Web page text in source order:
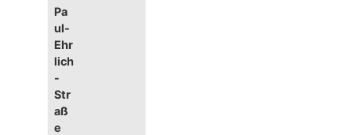
Pa
ul-
Ehr
lich
-
Str
aß
e